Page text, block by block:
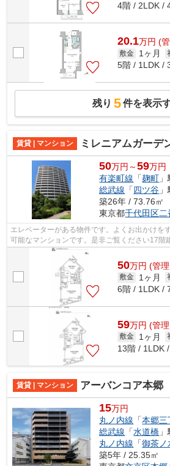
4階 / 2LDK /
20.1万円 (
敷金 1ヶ月
5階 / 1LDK /
残り 5件を表示
賃貸 | マンション ミレニアムガーデ
50万円～59万円
有楽町線 「麹町
総武線 「四ツ谷
築26年 / 73.76㎡
東京都千代田区二
エレベーターがある物件です。よくお出かけを
可能なマンションです。是非ご覧ください17階
駅から徒歩4分のマンションです。チア...
50万円 (管
敷金 1ヶ月
6階 / 1LDK /
59万円 (管
敷金 1ヶ月
13階 / 1LDK
賃貸 | マンション アーバンコア本郷
15万円
丸ノ内線 「本郷三
総武線 「水道橋
丸ノ内線 「御茶ノ
築5年 / 25.35㎡